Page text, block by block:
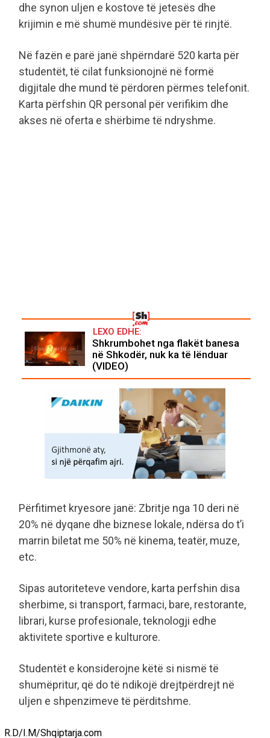
dhe synon uljen e kostove të jetesës dhe
krijimin e më shumë mundësive për të rinjtë.
Në fazën e parë janë shpërndarë 520 karta për
studentët, të cilat funksionojnë në formë
digjitale dhe mund të përdoren përmes telefonit.
Karta përfshin QR personal për verifikim dhe
akses në oferta e shërbime të ndryshme.
LEXO EDHE:
Shkrumbohet nga flakët banesa
në Shkodër, nuk ka të lënduar
(VIDEO)
Përfitimet kryesore janë: Zbritje nga 10 deri në
20% në dyqane dhe biznese lokale, ndërsa do t’i
marrin biletat me 50% në kinema, teatër, muze,
etc.
Sipas autoriteteve vendore, karta perfshin disa
sherbime, si transport, farmaci, bare, restorante,
librari, kurse profesionale, teknologji edhe
aktivitete sportive e kulturore.
Studentët e konsiderojne këtë si nismë të
shumëpritur, që do të ndikojë drejtpërdrejt në
uljen e shpenzimeve të përditshme.
R.D/I.M/Shqiptarja.com